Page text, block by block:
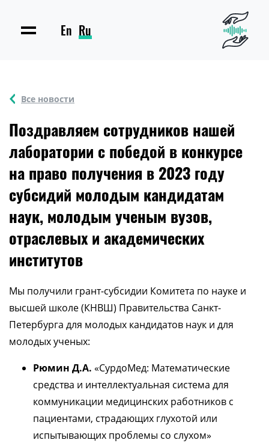
En Ru
Все новости
Поздравляем сотрудников нашей
лаборатории с победой в конкурсе
на право получения в 2023 году
субсидий молодым кандидатам
наук, молодым ученым вузов,
отраслевых и академических
институтов
Мы получили грант-субсидии Комитета по науке и
высшей школе (КНВШ) Правительства Санкт-
Петербурга для молодых кандидатов наук и для
молодых ученых:
Рюмин Д.А. «СурдоМед: Математические
средства и интеллектуальная система для
коммуникации медицинских работников с
пациентами, страдающих глухотой или
испытывающих проблемы со слухом»